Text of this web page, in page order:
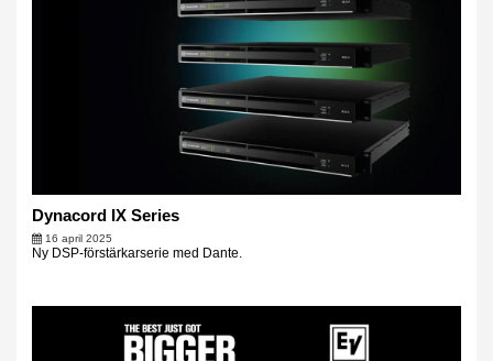
Dynacord IX Series
16 april 2025
Ny DSP-förstärkarserie med Dante.